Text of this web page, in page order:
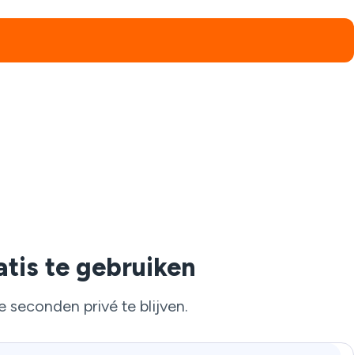
te gebruiken
seconden privé te blijven.